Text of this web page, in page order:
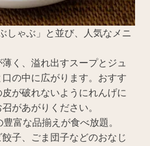
しゃぶ」と並び、人気なメニ
く、溢れ出すスープとジュ
の中に広がります。おすす
が破れないようにれんげに
があがりください。
富な品揃えが食べ放題。
子、ごま団子などのおなじ